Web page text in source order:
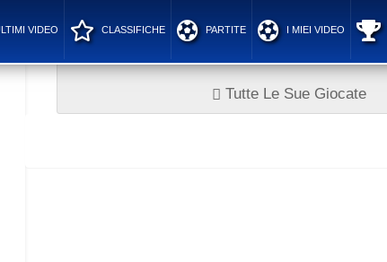
VIDEO CLASSIFICHE PARTITE I MIEI VIDEO
Tutte Le Sue Giocate